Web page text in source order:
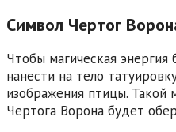
Символ Чертог
Чтобы магическая
нанести на тело
изображения птицы. Такой
Чертога Ворона будет